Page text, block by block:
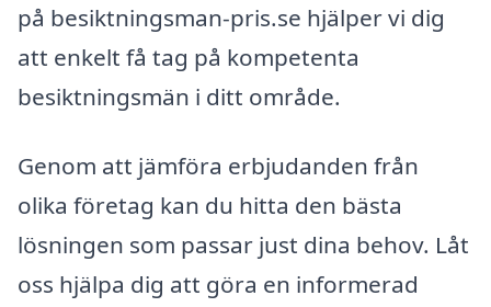
på besiktningsman-pris.se hjälper vi dig
att enkelt få tag på kompetenta
besiktningsmän i ditt område.
Genom att jämföra erbjudanden från
olika företag kan du hitta den bästa
lösningen som passar just dina behov. Låt
oss hjälpa dig att göra en informerad